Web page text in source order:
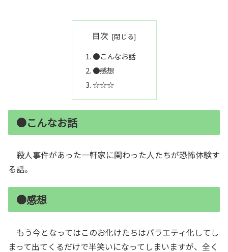
目次
●こんなお話
●感想
☆☆☆
●こんなお話
殺人事件があった一軒家に関わった人たちが恐怖体験す
る話。
●感想
もう今となってはこのお化けたちはバラエティ化してし
まって出てくるだけで半笑いになってしまいますが、全く